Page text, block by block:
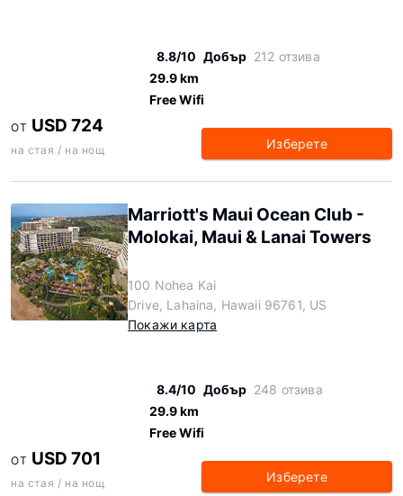
8.8/10 Добър 212 отзива
29.9 km
Free Wifi
ОТ USD 724
на стая / на нощ Изберете
Marriott's Maui Ocean Club -
Molokai, Maui & Lanai Towers
100 Nohea Kai
Drive, Lahaina, Hawaii 96761, US
Покажи карта
8.4/10 Добър 248 отзива
29.9 km
Free Wifi
ОТ USD 701
на стая / на нощ Изберете